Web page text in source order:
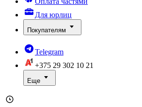
Для юрлиц
Покупателям
Telegram
+375 29 302 10 21
Еще